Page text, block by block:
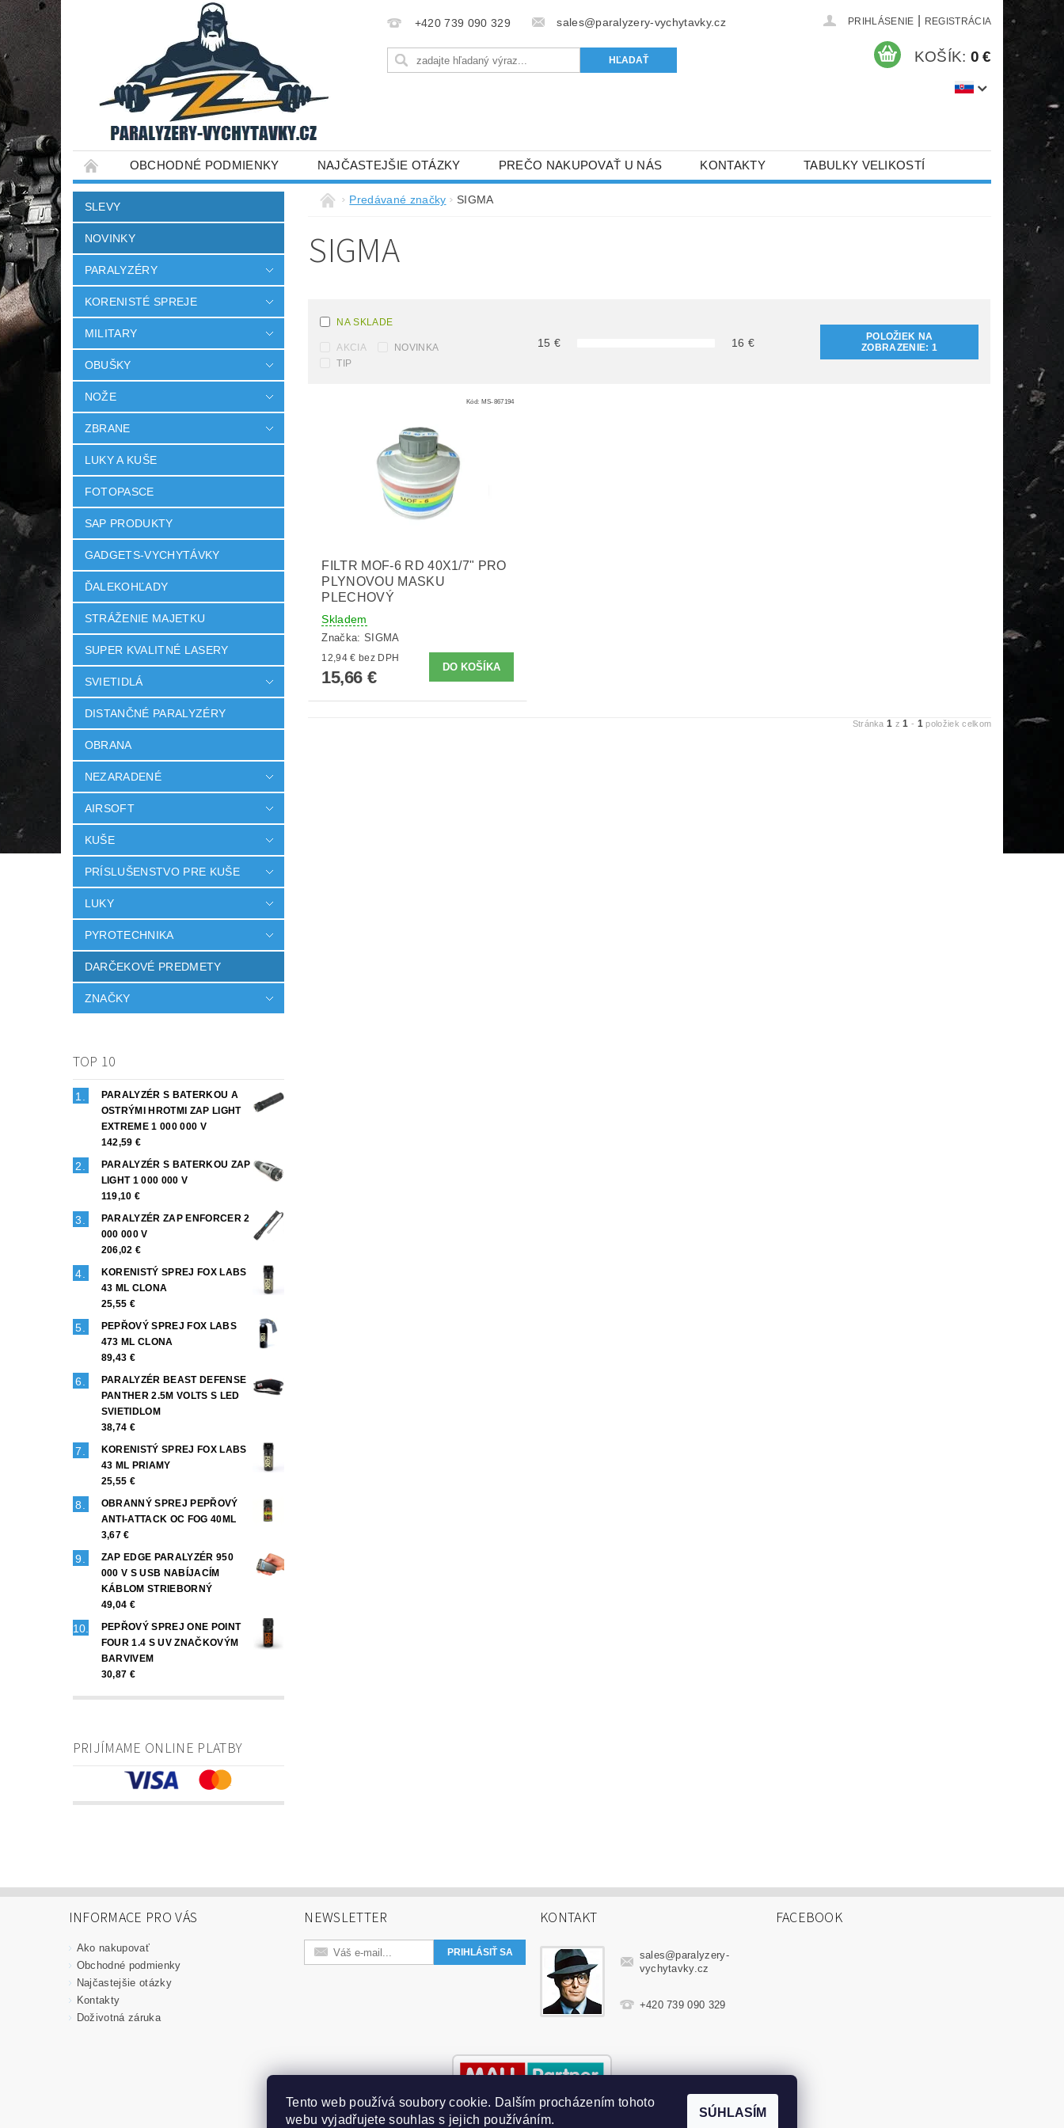
+420 739 090 329 sales@paralyzery-vychytavky.cz PRIHLÁSENIE REGISTRÁCIA
KOŠÍK: 0 €
OBCHODNÉ PODMIENKY NAJČASTEJŠIE OTÁZKY PREČO NAKUPOVAŤ U NÁS KONTAKTY TABULKY VELIKOSTÍ
SLEVY
NOVINKY
PARALYZÉRY
KORENISTÉ SPREJE
MILITARY
OBUŠKY
NOŽE
ZBRANE
LUKY A KUŠE
FOTOPASCE
SAP PRODUKTY
GADGETS-VYCHYTÁVKY
ĎALEKOHĽADY
STRÁŽENIE MAJETKU
SUPER KVALITNÉ LASERY
SVIETIDLÁ
DISTANČNÉ PARALYZÉRY
OBRANA
NEZARADENÉ
AIRSOFT
KUŠE
PRÍSLUŠENSTVO PRE KUŠE
LUKY
PYROTECHNIKA
DARČEKOVÉ PREDMETY
ZNAČKY
TOP 10
PARALYZÉR S BATERKOU A
OSTRÝMI HROTMI ZAP LIGHT
EXTREME 1 000 000 V
142,59 €
PARALYZÉR S BATERKOU ZAP
LIGHT 1 000 000 V
119,10 €
PARALYZÉR ZAP ENFORCER 2
000 000 V
206,02 €
KORENISTÝ SPREJ FOX LABS
43 ML CLONA
25,55 €
PEPŘOVÝ SPREJ FOX LABS
473 ML CLONA
89,43 €
PARALYZÉR BEAST DEFENSE
PANTHER 2.5M VOLTS S LED
SVIETIDLOM
38,74 €
KORENISTÝ SPREJ FOX LABS
43 ML PRIAMY
25,55 €
OBRANNÝ SPREJ PEPŘOVÝ
ANTI-ATTACK OC FOG 40ML
3,67 €
ZAP EDGE PARALYZÉR 950
000 V S USB NABÍJACÍM
KÁBLOM STRIEBORNÝ
49,04 €
PEPŘOVÝ SPREJ ONE POINT
FOUR 1.4 S UV ZNAČKOVÝM
BARVIVEM
30,87 €
PRIJÍMAME ONLINE PLATBY
Predávané značky SIGMA
SIGMA
NA SKLADE
AKCIA
NOVINKA
TIP
15 € 16 €
POLOŽIEK NA
ZOBRAZENIE: 1
Kód: MS-867194
FILTR MOF-6 RD 40X1/7" PRO
PLYNOVOU MASKU
PLECHOVÝ
Skladem
Značka: SIGMA
12,94 € bez DPH
15,66 €
Stránka1 z1 - 1 položiek celkom
INFORMACE PRO VÁS
Ako nakupovať
Obchodné podmienky
Najčastejšie otázky
Kontakty
Doživotná záruka
NEWSLETTER KONTAKT
sales@paralyzery-
vychytavky.cz
+420 739 090 329
FACEBOOK
Tento web používá soubory cookie. Dalším procházením tohoto
webu vyjadřujete souhlas s jejich používáním.
SÚHLASÍM